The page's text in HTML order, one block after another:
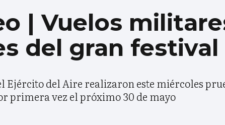
| Vuelos
del gran festival
Ejército del Aire realizaron este miércoles
primera vez el próximo 30 de mayo